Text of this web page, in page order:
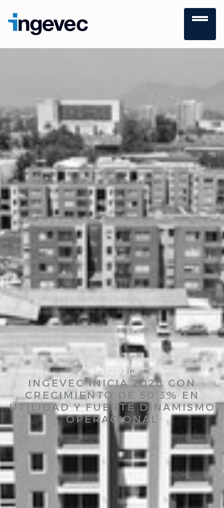
8/5/2026
INGEVEC INICIA 2026 CON
CRECIMIENTO DE 50,3% EN
UTILIDAD Y FUERTE DINAMISMO
OPERACIONAL